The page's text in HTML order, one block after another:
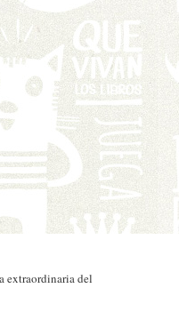
extraordinaria del